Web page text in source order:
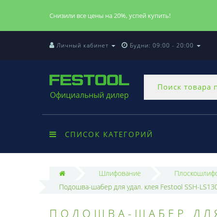
Снизили все цены на 20%, успей купить!
Личный кабинет Будни: 09:00 - 20:00
Официальный дилер
СПИСОК КАТЕГОРИЙ
Шлифование
Подошва-шабер для удал. клея Festool SSH-
ПОДОШВА-ШАБЕР ДЛЯ